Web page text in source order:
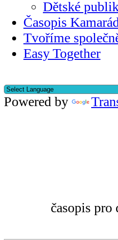
Dětské
Časopis
Tvoříme
Easy Together
Powered by
časopis